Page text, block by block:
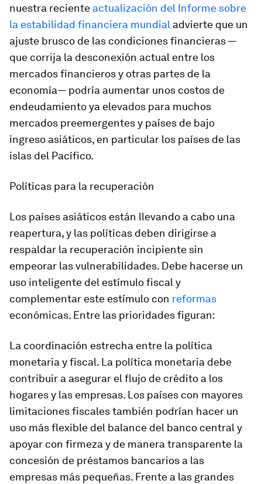
nuestra reciente actualización del Informe sobre
la estabilidad financiera mundial advierte que un
ajuste brusco de las condiciones financieras —
que corrija la desconexión actual entre los
mercados financieros y otras partes de la
economía— podría aumentar unos costos de
endeudamiento ya elevados para muchos
mercados preemergentes y países de bajo
ingreso asiáticos, en particular los países de las
islas del Pacífico.
Políticas para la recuperación
Los países asiáticos están llevando a cabo una
reapertura, y las políticas deben dirigirse a
respaldar la recuperación incipiente sin
empeorar las vulnerabilidades. Debe hacerse un
uso inteligente del estímulo fiscal y
complementar este estímulo con reformas
económicas. Entre las prioridades figuran:
La coordinación estrecha entre la política
monetaria y fiscal. La política monetaria debe
contribuir a asegurar el flujo de crédito a los
hogares y las empresas. Los países con mayores
limitaciones fiscales también podrían hacer un
uso más flexible del balance del banco central y
apoyar con firmeza y de manera transparente la
concesión de préstamos bancarios a las
empresas más pequeñas. Frente a las grandes